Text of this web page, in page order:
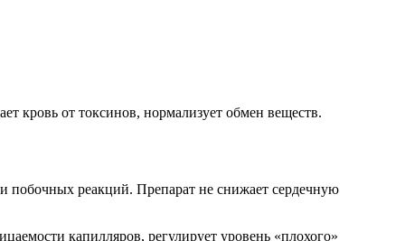
кровь от токсинов, нормализует обмен веществ.
побочных реакций. Препарат не снижает сердечную
капилляров, регулирует уровень «плохого»